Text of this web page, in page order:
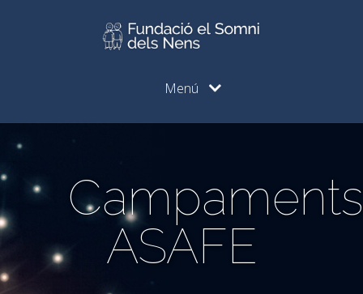
Menú
Campaments
ASAFE